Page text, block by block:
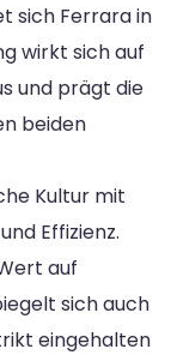
sich Ferrara in
wirkt sich auf
und prägt die
beiden
Kultur mit
Effizienz.
auf
sich auch
eingehalten